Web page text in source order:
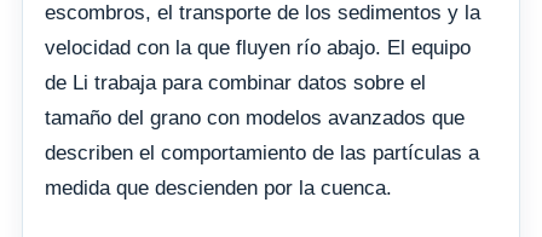
escombros, el transporte de los sedimentos y la
velocidad con la que fluyen río abajo. El equipo
de Li trabaja para combinar datos sobre el
tamaño del grano con modelos avanzados que
describen el comportamiento de las partículas a
medida que descienden por la cuenca.